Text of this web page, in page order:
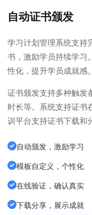
自动证书颁发
学习计划管理系统支持
书，激励学员持续学习
性化，提升学员成就感。
证书颁发支持多种触发
时长等。系统支持证书
训平台支持证书下载和
自动颁发，激励学习
模板自定义，个性化
在线验证，确认真实
下载分享，展示成就